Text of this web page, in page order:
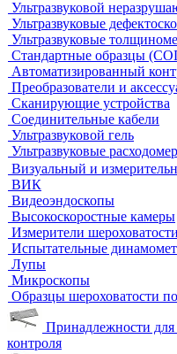
Термостаты, бани и
Бани
Бани серологические
Водяные бани
Инкубаторы
Масляные бани
Песчаные бани
Сухие бани
Термостаты
Термостаты жидкостные
Термостаты твердотельные
Химическое и
Ультразвуковой
Ультразвуковые
Ультразвуковые
Стандартные образцы
Автоматизированный
Преобразователи и
Сканирующие устройства
Соединительные кабели
Ультразвуковой гель
Ультразвуковые